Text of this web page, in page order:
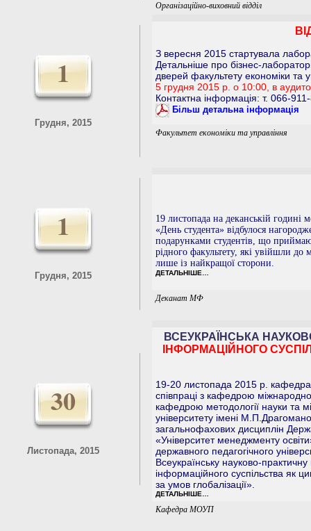
Організаційно-виховний відділ
1
Грудня, 2015
З вересня 2015 стартувала
Детальніше про бізнес-
дверей факультету економіки та
5 грудня 2015 р. о 10:00, в
Контактна інформація: т. 066-
Більш детальна інформація
Факультет економіки та управління
1
Грудня, 2015
19 листопада на деканській годині
«День студента» відбулося
подарунками студентів, що
рідного факультету, які увійшли до
лише із найкращої сторони.
ДЕТАЛЬНІШЕ…
Деканат МФ
30
Листопада, 2015
ВСЕУКРАЇНСЬКА
ІНФОРМАЦІЙНОГО
19-20 листопада 2015 р.
співпраці з кафедрою
кафедрою методології науки та
університету імені
загальнофахових дисциплін
«Університет менеджменту
державного педагогічного
Всеукраїнську науково-
інформаційного суспільства як
за умов глобалізації».
ДЕТАЛЬНІШЕ…
Кафедра МОУП